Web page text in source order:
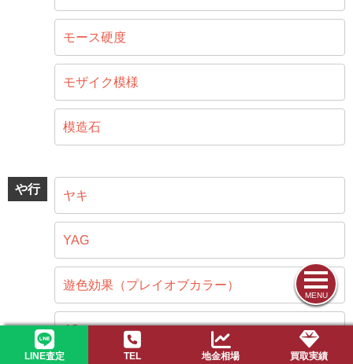
MENU
LINE査定 TEL 地金相場 買取実績
モース硬度
モザイク模様
模造石
や行 ヤキ
YAG
遊色効果（プレイオブカラー）
4C